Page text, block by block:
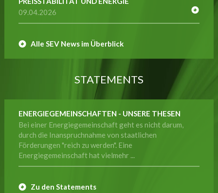
09.04.2026
Alle SEV News im Überblick
STATEMENTS
ENERGIEGEMEINSCHAFTEN - UNSERE THESEN
Bei einer Energiegemeinschaft geht es nicht darum,
durch die Inanspruchnahme von staatlichen
Förderungen "reich zu werden". Eine
Energiegemeinschaft hat vielmehr ...
Zu den Statements